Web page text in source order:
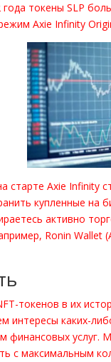
года токены SLP
Axie Infinity
старте Axie Infinity
купленные
активно
Ronin Wallet
токенов в их
интересы каких-
финансовых услуг.
с максимальным